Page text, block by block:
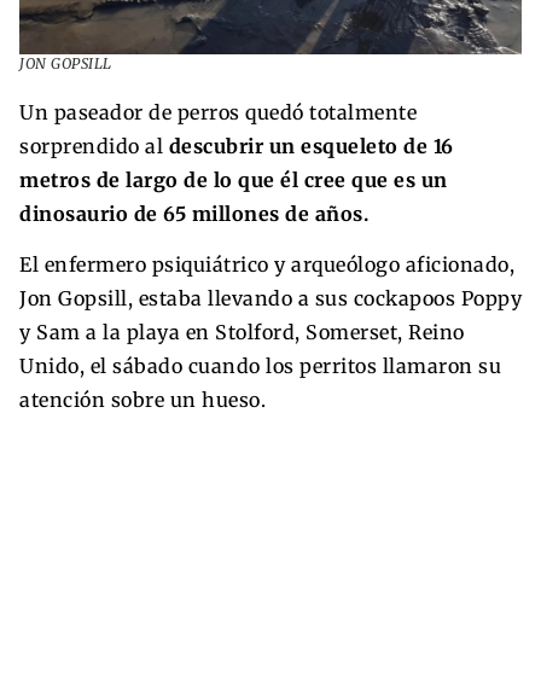
JON GOPSILL
Un paseador de perros quedó totalmente
sorprendido al descubrir un esqueleto de 16
metros de largo de lo que él cree que es un
dinosaurio de 65 millones de años.
El enfermero psiquiátrico y arqueólogo aficionado,
Jon Gopsill, estaba llevando a sus cockapoos Poppy
y Sam a la playa en Stolford, Somerset, Reino
Unido, el sábado cuando los perritos llamaron su
atención sobre un hueso.